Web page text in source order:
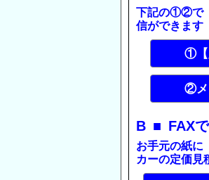
下記の①②で
信ができます
①【
②メ
B ■ FAX
お手元の紙に
カーの定価見